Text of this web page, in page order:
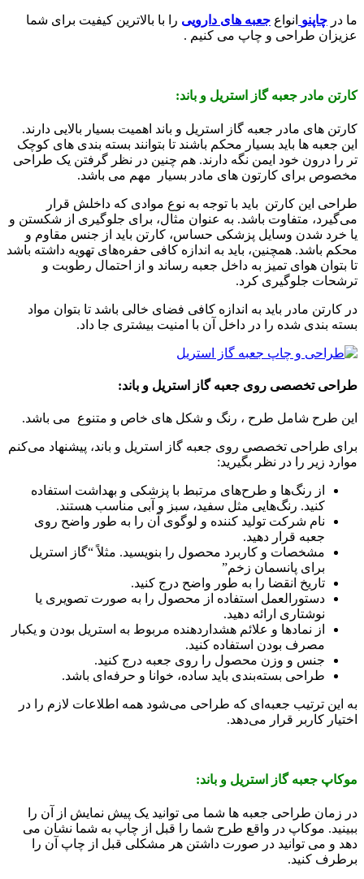
ما در چاپنو انواع جعبه های دارویی را با بالاترین کیفیت برای شما
عزیزان طراحی و چاپ می کنیم .
کارتن مادر جعبه گاز استریل و باند:
کارتن های مادر جعبه گاز استریل و باند اهمیت بسیار بالایی دارند.
این جعبه ها باید بسیار محکم باشند تا بتوانند بسته بندی های کوچک
تر را درون خود ایمن نگه دارند. هم چنین در نظر گرفتن یک طراحی
مخصوص برای کارتون های مادر بسیار مهم می باشد.
طراحی این کارتن باید با توجه به نوع موادی که داخلش قرار
می‌گیرد، متفاوت باشد. به عنوان مثال، برای جلوگیری از شکستن و
یا خرد شدن وسایل پزشکی حساس، کارتن باید از جنس مقاوم و
محکم باشد. همچنین، باید به اندازه کافی حفره‌های تهویه داشته باشد
تا بتوان هوای تمیز به داخل جعبه رساند و از احتمال رطوبت و
ترشحات جلوگیری کرد.
در کارتن مادر باید به اندازه کافی فضای خالی باشد تا بتوان مواد
بسته بندی شده را در داخل آن با امنیت بیشتری جا داد.
طراحی تخصصی روی جعبه گاز استریل و باند:
این طرح شامل طرح ، رنگ و شکل های خاص و متنوع می باشد.
برای طراحی تخصصی روی جعبه گاز استریل و باند، پیشنهاد می‌کنم
موارد زیر را در نظر بگیرید:
از رنگ‌ها و طرح‌های مرتبط با پزشکی و بهداشت استفاده
کنید. رنگ‌هایی مثل سفید، سبز و آبی مناسب هستند.
نام شرکت تولید کننده و لوگوی آن را به طور واضح روی
جعبه قرار دهید.
مشخصات و کاربرد محصول را بنویسید. مثلاً “گاز استریل
برای پانسمان زخم”
تاریخ انقضا را به طور واضح درج کنید.
دستورالعمل استفاده از محصول را به صورت تصویری یا
نوشتاری ارائه دهید.
از نمادها و علائم هشداردهنده مربوط به استریل بودن و یکبار
مصرف بودن استفاده کنید.
جنس و وزن محصول را روی جعبه درج کنید.
طراحی بسته‌بندی باید ساده، خوانا و حرفه‌ای باشد.
به این ترتیب جعبه‌ای که طراحی می‌شود همه اطلاعات لازم را در
اختیار کاربر قرار می‌دهد.
موکاپ جعبه گاز استریل و باند:
در زمان طراحی جعبه ها شما می توانید یک پیش نمایش از آن را
ببینید. موکاپ در واقع طرح شما را قبل از چاپ به شما نشان می
دهد و می توانید در صورت داشتن هر مشکلی قبل از چاپ آن را
برطرف کنید.